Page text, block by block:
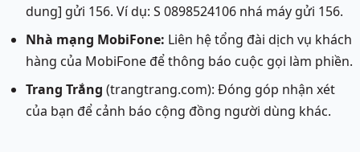
dung] gửi 156. Ví dụ: S 0898524106 nhá máy gửi 156.
Nhà mạng MobiFone: Liên hệ tổng đài dịch vụ khách
hàng của MobiFone để thông báo cuộc gọi làm phiền.
Trang Trắng (trangtrang.com): Đóng góp nhận xét
của bạn để cảnh báo cộng đồng người dùng khác.